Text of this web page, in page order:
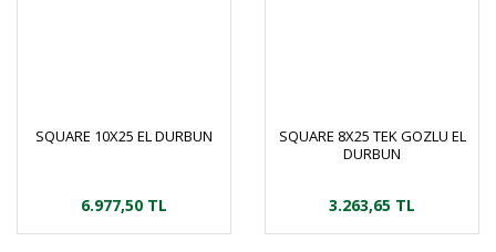
SQUARE 10X25 EL DURBUN
6.977,50 TL
SQUARE 8X25 TEK GOZLU EL
DURBUN
3.263,65 TL